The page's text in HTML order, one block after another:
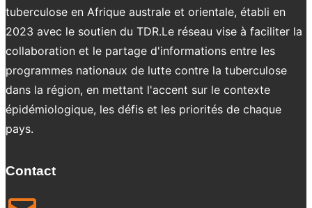
tuberculose en Afrique australe et orientale, établi en
2023 avec le soutien du TDR.Le réseau vise à faciliter la
collaboration et le partage d'informations entre les
programmes nationaux de lutte contre la tuberculose
dans la région, en mettant l'accent sur le contexte
épidémiologique, les défis et les priorités de chaque
pays.
Contact